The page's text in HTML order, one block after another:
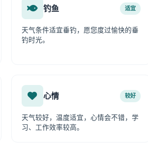
钓鱼 适宜
天气条件适宜垂钓，愿您度过愉快的垂
钓时光。
心情 较好
天气较好，温度适宜，心情会不错，学
习、工作效率较高。